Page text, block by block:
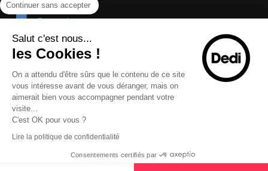
Continuer sans accepter
Salut c'est nous...
les Cookies !
On a attendu d'être sûrs que le contenu de ce site
vous intéresse avant de vous déranger, mais on
aimerait bien vous accompagner pendant votre
visite...
C'est OK pour vous ?
Lire la politique de confidentialité
Consentements certifiés par